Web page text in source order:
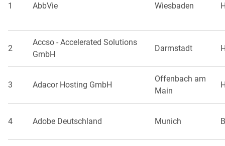
1 AbbVie Wiesbaden
2
Accso - Accelerated Solutions
GmbH
Darmstadt
3 Adacor Hosting GmbH
Offenbach am
Main
4 Adobe Deutschland Munich